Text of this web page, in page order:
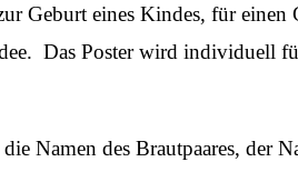
Geburt eines Kindes, für einen
Das Poster wird individuell
Namen des Brautpaares, der